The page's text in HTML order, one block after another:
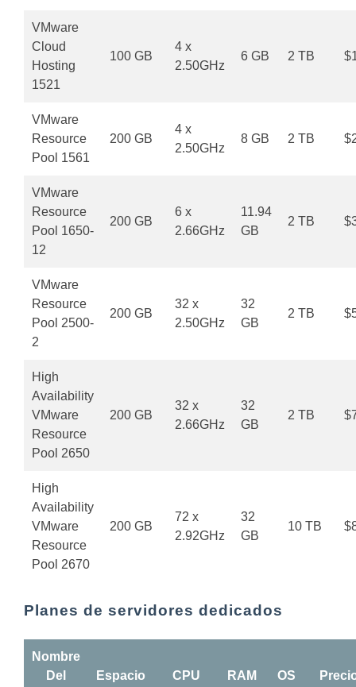
VMware
Cloud
Hosting
1521
100 GB
4 x
2.50GHz
6 GB 2 TB
VMware
Resource
Pool 1561
200 GB
4 x
2.50GHz
8 GB 2 TB
VMware
Resource
Pool 1650-
12
200 GB
6 x
2.66GHz
11.94
GB
2 TB
VMware
Resource
Pool 2500-
2
200 GB
32 x
2.50GHz
32
GB
2 TB
High
Availability
VMware
Resource
Pool 2650
200 GB
32 x
2.66GHz
32
GB
2 TB
High
Availability
VMware
Resource
Pool 2670
200 GB
72 x
2.92GHz
32
GB
10 TB
Planes de servidores dedicados
Nombre
Del
Espacio CPU RAM OS